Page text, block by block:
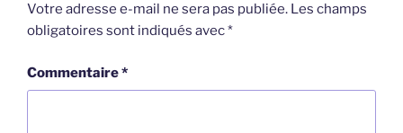
Votre adresse e-mail ne sera pas publiée. Les champs
obligatoires sont indiqués avec*
Commentaire*